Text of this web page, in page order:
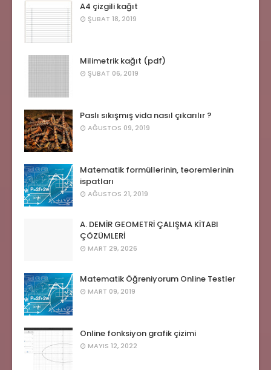
A4 çizgili kağıt
ŞUBAT 18, 2019
Milimetrik kağıt (pdf)
ŞUBAT 06, 2019
Paslı sıkışmış vida nasıl çıkarılır ?
AĞUSTOS 09, 2019
Matematik formüllerinin, teoremlerinin
ispatları
AĞUSTOS 21, 2019
A. DEMİR GEOMETRİ ÇALIŞMA KİTABI
ÇÖZÜMLERİ
MART 29, 2026
Matematik Öğreniyorum Online Testler
MART 09, 2019
Online fonksiyon grafik çizimi
MAYIS 12, 2022